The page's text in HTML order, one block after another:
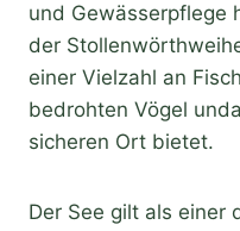
und Gewässerpflege
der
einer Vielzahl an
bedrohten Vögel
sicheren Ort bietet.
Der See gilt als einer